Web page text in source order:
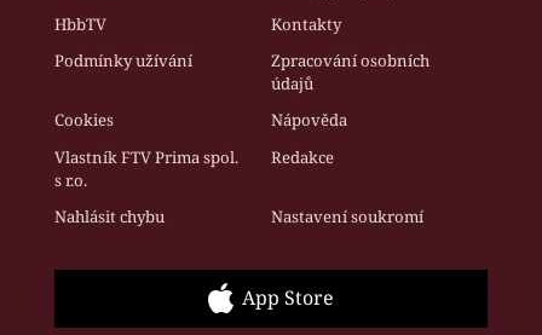
HbbTV
Kontakty
Podmínky užívání
Zpracování osobních
údajů
Cookies
Nápověda
Vlastník FTV Prima spol.
s r.o.
Redakce
Nahlásit chybu Nastavení soukromí
App Store